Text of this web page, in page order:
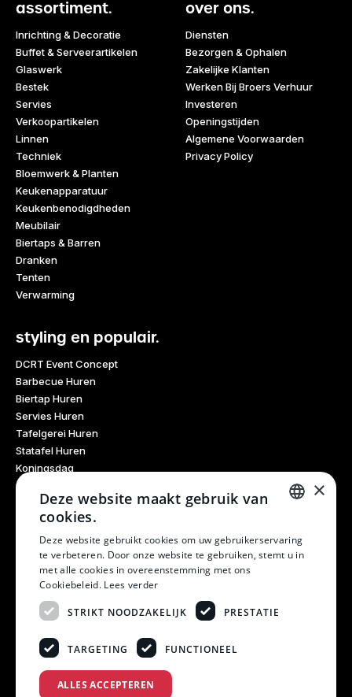
assortiment.
Inrichting & Decoratie
Buffet & Serveerartikelen
Glaswerk
Bestek
Servies
Verkoopartikelen
Linnen
Techniek
Bloemwerk & Planten
Keukenapparatuur
Keukenbenodigdheden
Meubilair
Biertaps & Barren
Dranken
Tenten
Verwarming
over ons.
Diensten
Bezorgen & Ophalen
Zakelijke Klanten
Werken Bij Broers Verhuur
Investeren
Openingstijden
Algemene Voorwaarden
Privacy Policy
styling en populair.
DCRT Event Concept
Barbecue Huren
Biertap Huren
Servies Huren
Tafelgerei Huren
Statafel Huren
Koningsdag
Glaswerk Huren
Feestdagen
Haarlem Culinair
Evenementen Verhuur
Burendag
Oktoberfest
Bruiloft
Kerstfeest
Winterfestival
21 Diner
Examen Meubels
DUTCH
×
Deze website maakt gebruik van
cookies.
Deze website gebruikt cookies om uw gebruikerservaring
te verbeteren. Door onze website te gebruiken, stemt u in
met alle cookies in overeenstemming met ons
Cookiebeleid. Lees verder
STRIKT NOODZAKELIJK PRESTATIE
TARGETING FUNCTIONEEL
ALLES ACCEPTEREN